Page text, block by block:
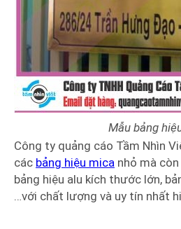
Mẫu bảng
Công ty quảng cáo Tầm Nhìn
các bảng hiệu mica nhỏ mà
bảng hiệu alu kích thước lớn,
…với chất lượng và uy tín nhất